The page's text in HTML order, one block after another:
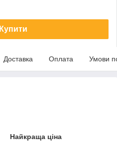
Купити
Доставка Оплата Умови
Найкраща ціна